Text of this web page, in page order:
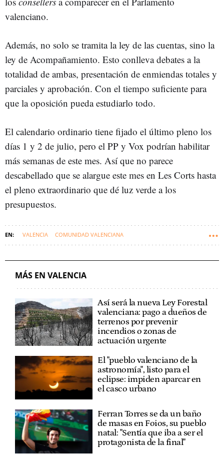
valenciano.
Además, no solo se tramita la ley de las cuentas, sino la
ley de Acompañamiento. Esto conlleva debates a la
totalidad de ambas, presentación de enmiendas totales y
parciales y aprobación. Con el tiempo suficiente para
que la oposición pueda estudiarlo todo.
El calendario ordinario tiene fijado el último pleno los
días 1 y 2 de julio, pero el PP y Vox podrían habilitar
más semanas de este mes. Así que no parece
descabellado que se alargue este mes en Les Corts hasta
el pleno extraordinario que dé luz verde a los
presupuestos.
VALENCIA COMUNIDAD VALENCIANA
MÁS EN VALENCIA
Así será la nueva Ley Forestal
valenciana: pago a dueños de
terrenos por prevenir
incendios o zonas de
actuación urgente
El "pueblo valenciano de la
astronomía", listo para el
eclipse: impiden aparcar en
el casco urbano
Ferran Torres se da un baño
de masas en Foios, su pueblo
natal: "Sentía que iba a ser el
protagonista de la final"